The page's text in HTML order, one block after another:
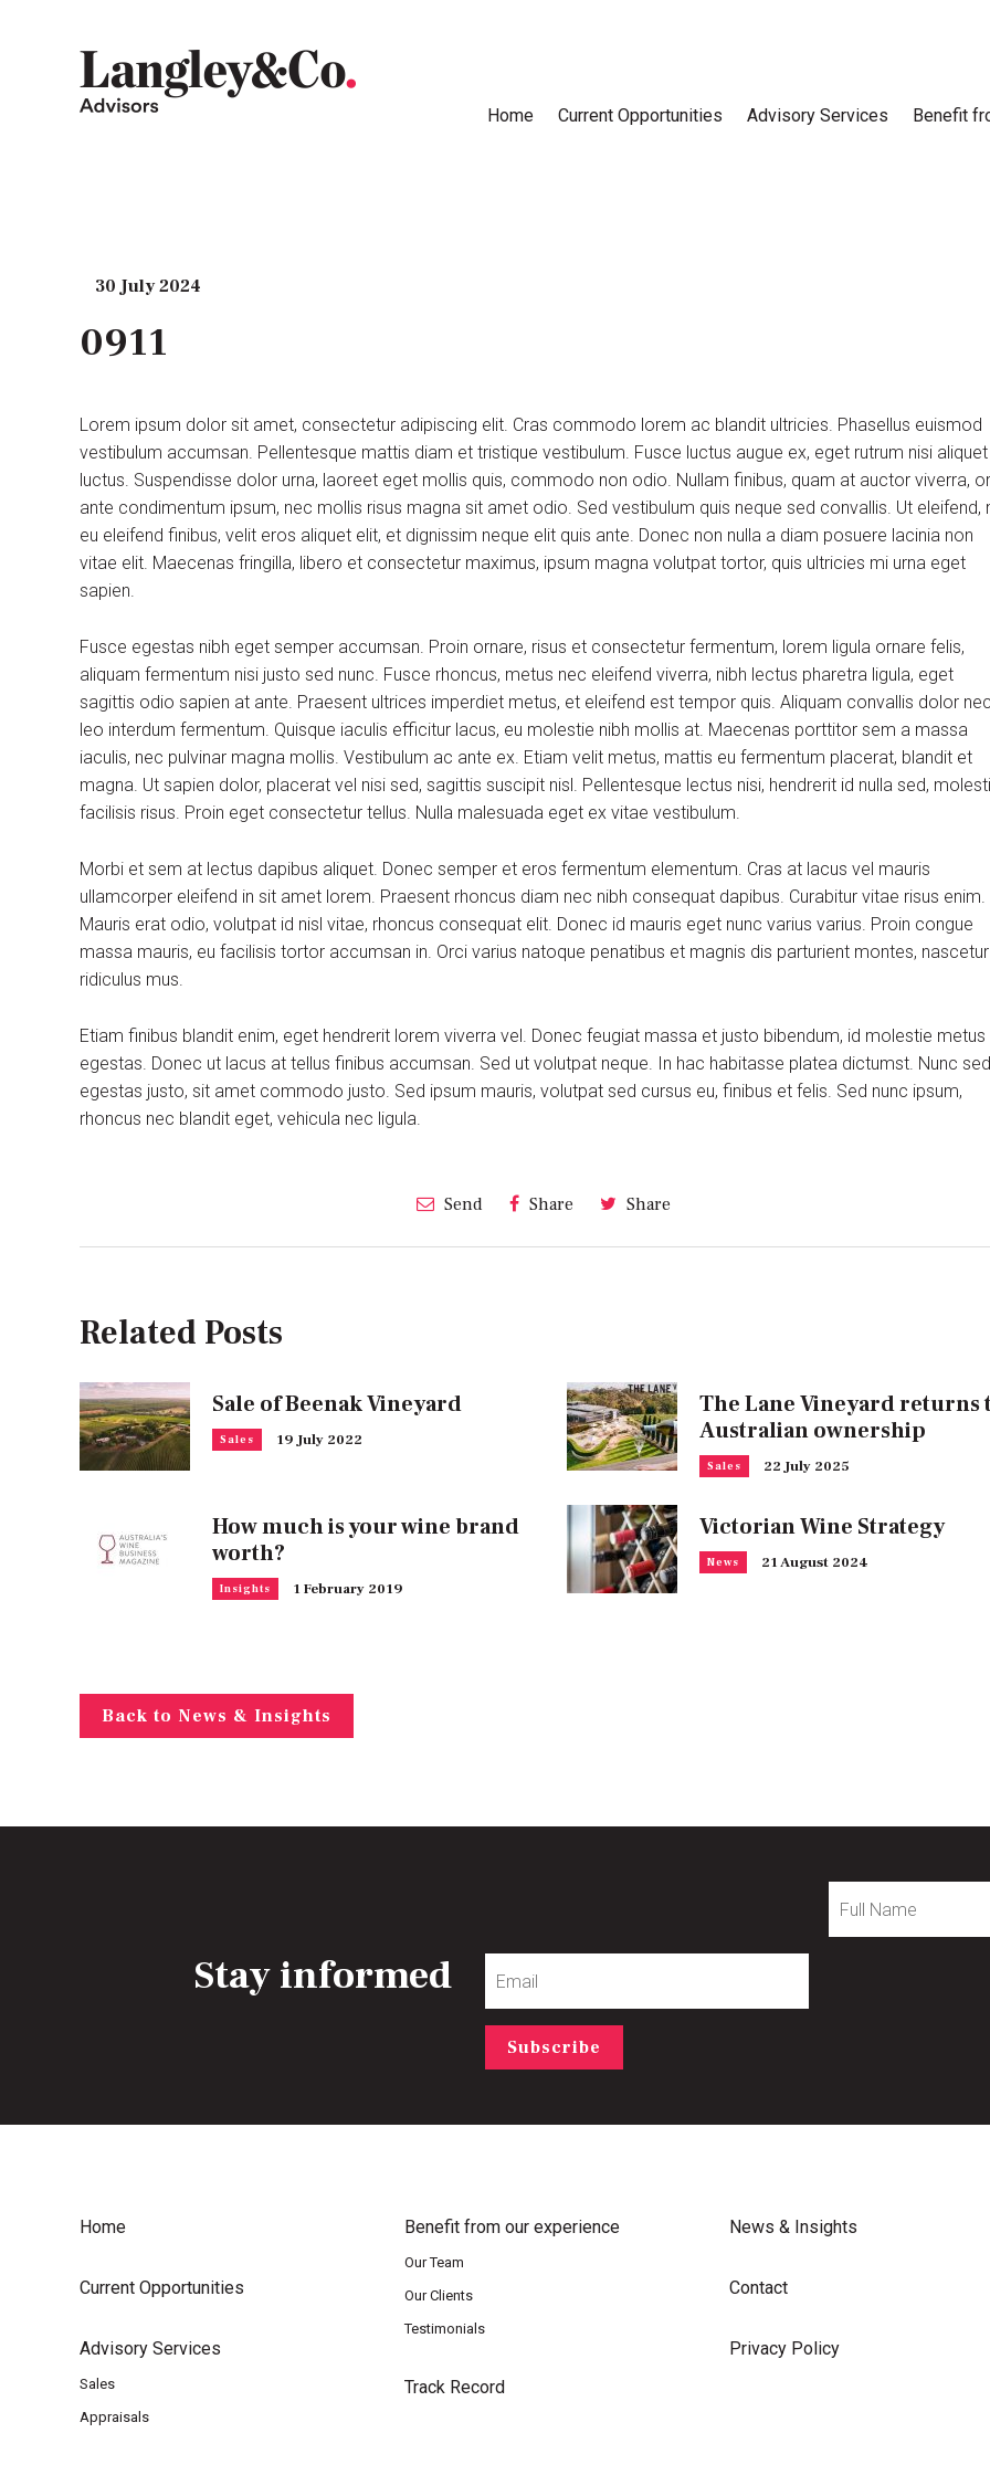
Home Current Opportunities Advisory Services Benefit
30 July 2024
0911
Lorem ipsum dolor sit amet, consectetur adipiscing elit. Cras commodo lorem ac blandit ultricies. Phasellus euismod
vestibulum accumsan. Pellentesque mattis diam et tristique vestibulum. Fusce luctus augue ex, eget rutrum nisi aliquet
luctus. Suspendisse dolor urna, laoreet eget mollis quis, commodo non odio. Nullam finibus, quam at auctor viverra,
ante condimentum ipsum, nec mollis risus magna sit amet odio. Sed vestibulum quis neque sed convallis. Ut eleifend,
eu eleifend finibus, velit eros aliquet elit, et dignissim neque elit quis ante. Donec non nulla a diam posuere lacinia non
vitae elit. Maecenas fringilla, libero et consectetur maximus, ipsum magna volutpat tortor, quis ultricies mi urna eget
sapien.
Fusce egestas nibh eget semper accumsan. Proin ornare, risus et consectetur fermentum, lorem ligula ornare felis,
aliquam fermentum nisi justo sed nunc. Fusce rhoncus, metus nec eleifend viverra, nibh lectus pharetra ligula, eget
sagittis odio sapien at ante. Praesent ultrices imperdiet metus, et eleifend est tempor quis. Aliquam convallis dolor
leo interdum fermentum. Quisque iaculis efficitur lacus, eu molestie nibh mollis at. Maecenas porttitor sem a massa
iaculis, nec pulvinar magna mollis. Vestibulum ac ante ex. Etiam velit metus, mattis eu fermentum placerat, blandit et
magna. Ut sapien dolor, placerat vel nisi sed, sagittis suscipit nisl. Pellentesque lectus nisi, hendrerit id nulla sed,
facilisis risus. Proin eget consectetur tellus. Nulla malesuada eget ex vitae vestibulum.
Morbi et sem at lectus dapibus aliquet. Donec semper et eros fermentum elementum. Cras at lacus vel mauris
ullamcorper eleifend in sit amet lorem. Praesent rhoncus diam nec nibh consequat dapibus. Curabitur vitae risus enim.
Mauris erat odio, volutpat id nisl vitae, rhoncus consequat elit. Donec id mauris eget nunc varius varius. Proin congue
massa mauris, eu facilisis tortor accumsan in. Orci varius natoque penatibus et magnis dis parturient montes, nascetur
ridiculus mus.
Etiam finibus blandit enim, eget hendrerit lorem viverra vel. Donec feugiat massa et justo bibendum, id molestie metus
egestas. Donec ut lacus at tellus finibus accumsan. Sed ut volutpat neque. In hac habitasse platea dictumst. Nunc sed
egestas justo, sit amet commodo justo. Sed ipsum mauris, volutpat sed cursus eu, finibus et felis. Sed nunc ipsum,
rhoncus nec blandit eget, vehicula nec ligula.
Send Share Share
Related Posts
Sale of Beenak Vineyard
Sales 19 July 2022
The Lane Vineyard returns
Australian ownership
Sales 22 July 2025
How much is your wine brand
worth?
Insights 1 February 2019
Victorian Wine Strategy
News 21 August 2024
Back to News & Insights
Stay informed
Name
Subscribe
Home
Current Opportunities
Advisory Services
Sales
Appraisals
Benefit from our experience
Our Team
Our Clients
Testimonials
Track Record
News & Insights
Contact
Privacy Policy